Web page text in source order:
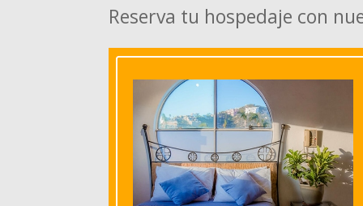
Reserva tu hospedaje con